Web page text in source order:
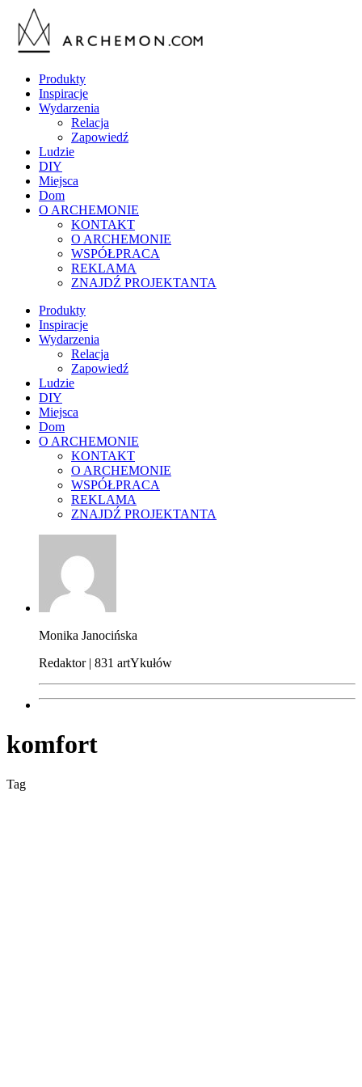
Produkty
Inspiracje
Wydarzenia
Relacja
Zapowiedź
Ludzie
DIY
Miejsca
Dom
O ARCHEMONIE
KONTAKT
O ARCHEMONIE
WSPÓŁPRACA
REKLAMA
ZNAJDŹ PROJEKTANTA
Produkty
Inspiracje
Wydarzenia
Relacja
Zapowiedź
Ludzie
DIY
Miejsca
Dom
O ARCHEMONIE
KONTAKT
O ARCHEMONIE
WSPÓŁPRACA
REKLAMA
ZNAJDŹ PROJEKTANTA
Monika Janocińska
Redaktor | 831 artYkułów
komfort
Tag